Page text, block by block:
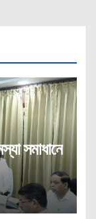
সমাধানে